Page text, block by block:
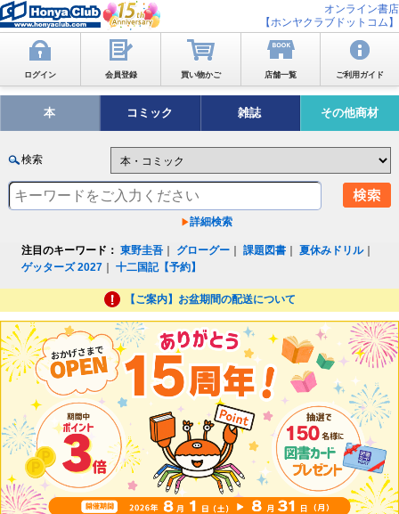
オンライン書店
【ホンヤクラブドットコム】
ログイン 会員登録 買い物かご 店舗一覧 ご利用ガイド
本 コミック 雑誌 その他商材
検索
詳細検索
注目のキーワード： 東野圭吾 グローグー ｜課題図書 ｜夏休みドリル｜
ゲッターズ 2027 ｜十二国記【予約】
【ご案内】お盆期間の配送について